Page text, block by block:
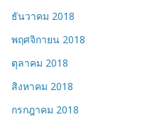
ธันวาคม 2018
พฤศจิกายน 2018
ตุลาคม 2018
สิงหาคม 2018
กรกฎาคม 2018